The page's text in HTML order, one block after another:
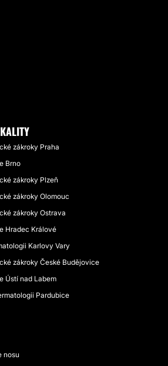
zákroky Praha
Brno
zákroky Plzeň
zákroky Olomouc
zákroky Ostrava
Hradec Králové
Karlovy Vary
zákroky České Budějovice
Ústí nad Labem
Pardubice
nosu